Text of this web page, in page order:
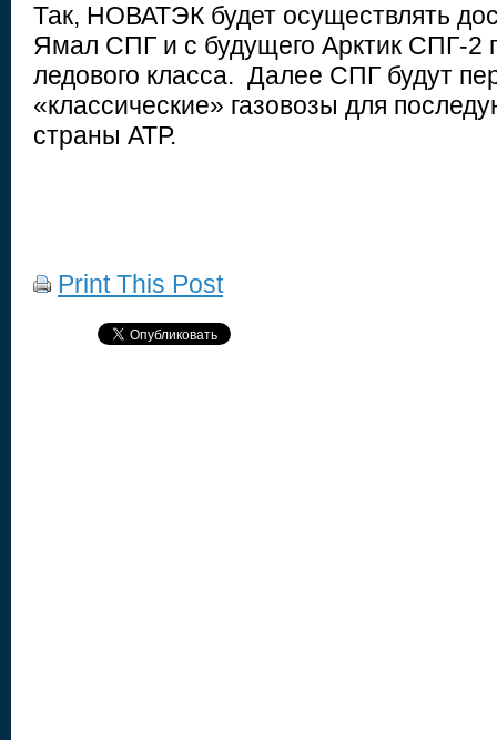
Так, НОВАТЭК будет осуществлять
Ямал СПГ и с будущего Арктик СПГ-2
ледового класса. Далее СПГ будут
«классические» газовозы для
страны АТР.
Print This Post